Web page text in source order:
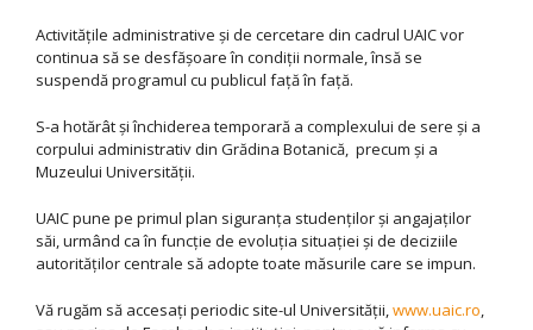
Activitățile administrative și de cercetare din cadrul UAIC vor
continua să se desfășoare în condiții normale, însă se
suspendă programul cu publicul față în față.
S-a hotărât și închiderea temporară a complexului de sere și a
corpului administrativ din Grădina Botanică, precum și a
Muzeului Universității.
UAIC pune pe primul plan siguranța studenților și angajaților
săi, urmând ca în funcție de evoluția situației și de deciziile
autorităților centrale să adopte toate măsurile care se impun.
Vă rugăm să accesați periodic site-ul Universității,www.uaic.ro,